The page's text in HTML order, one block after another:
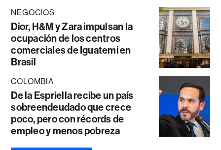
NEGOCIOS
Dior, H&M y Zara impulsan la
ocupación de los centros
comerciales de Iguatemi en
Brasil
COLOMBIA
De la Espriella recibe un país
sobreendeudado que crece
poco, pero con récords de
empleo y menos pobreza